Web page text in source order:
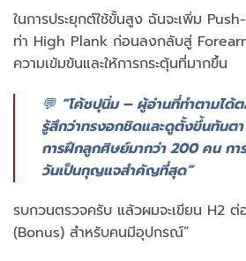
ในการประยุกต์ใช้ขั้นสูง ฉันจะเพิ่ม
ท่า High Plank ก่อนลงกลับสู่
ความเข้มข้นและให้การกระตุ้นที่มากขึ้น
💬 “โค้ชปุนิ่ม – ผู้อ่านที่ทำตามได้ต
รู้สึกว่าทรงอกชิดและดูตั้งขึ้นทันต
การฝึกลูกศิษย์มากว่า 200 คน กา
วันเป็นกุญแจสำคัญที่สุด”
รบกวนตรวจครับ แล้วผมจะเขียน H2 ต่
(Bonus) สำหรับคนมีอุปกรณ์”